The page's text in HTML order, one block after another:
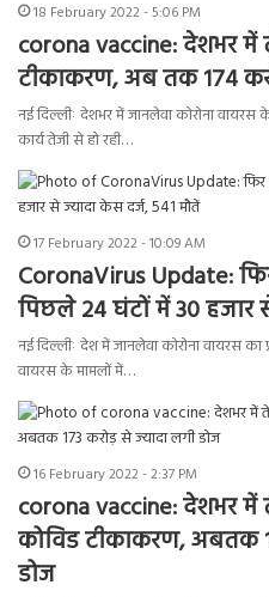
18 February 2022 - 5:06 PM
corona vaccine: देशभर में
टीकाकरण, अब तक 174
नई दिल्लीः देशभर में जानलेवा कोरोना
कार्य तेजी से हो रही…
17 February 2022 - 10:09 AM
CoronaVirus Update:
पिछले 24 घंटों में 30 हजार
नई दिल्लीः देश में जानलेवा कोरोना वायरस
वायरस के मामलों में…
16 February 2022 - 2:37 PM
corona vaccine: देशभर में
कोविड टीकाकरण, अबतक
डोज